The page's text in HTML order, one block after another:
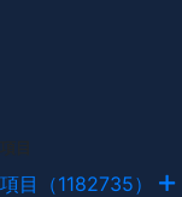
項目（1182735）